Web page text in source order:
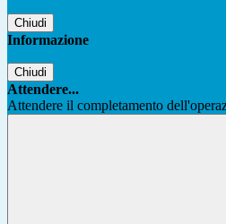
Chiudi
Informazione
Chiudi
Attendere...
Attendere il completamento